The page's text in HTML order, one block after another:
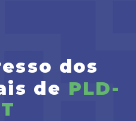
dos
de PLD-